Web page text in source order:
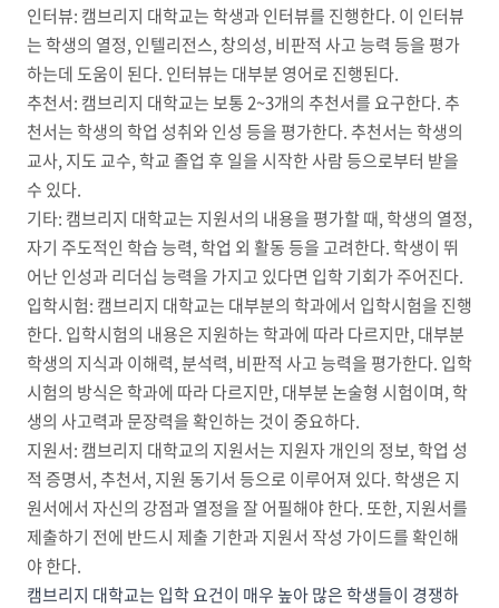
인터뷰: 캠브리지 대학교는 학생과 인터뷰를 진행한다. 이 인터뷰
는 학생의 열정, 인텔리전스, 창의성, 비판적 사고 능력 등을 평가
하는데 도움이 된다. 인터뷰는 대부분 영어로 진행된다.
추천서: 캠브리지 대학교는 보통 2~3개의 추천서를 요구한다. 추
천서는 학생의 학업 성취와 인성 등을 평가한다. 추천서는 학생의
교사, 지도 교수, 학교 졸업 후 일을 시작한 사람 등으로부터 받을
수 있다.
기타: 캠브리지 대학교는 지원서의 내용을 평가할 때, 학생의 열정,
자기 주도적인 학습 능력, 학업 외 활동 등을 고려한다. 학생이 뛰
어난 인성과 리더십 능력을 가지고 있다면 입학 기회가 주어진다.
입학시험: 캠브리지 대학교는 대부분의 학과에서 입학시험을 진행
한다. 입학시험의 내용은 지원하는 학과에 따라 다르지만, 대부분
학생의 지식과 이해력, 분석력, 비판적 사고 능력을 평가한다. 입학
시험의 방식은 학과에 따라 다르지만, 대부분 논술형 시험이며, 학
생의 사고력과 문장력을 확인하는 것이 중요하다.
지원서: 캠브리지 대학교의 지원서는 지원자 개인의 정보, 학업 성
적 증명서, 추천서, 지원 동기서 등으로 이루어져 있다. 학생은 지
원서에서 자신의 강점과 열정을 잘 어필해야 한다. 또한, 지원서를
제출하기 전에 반드시 제출 기한과 지원서 작성 가이드를 확인해
야 한다.
캠브리지 대학교는 입학 요건이 매우 높아 많은 학생들이 경쟁하